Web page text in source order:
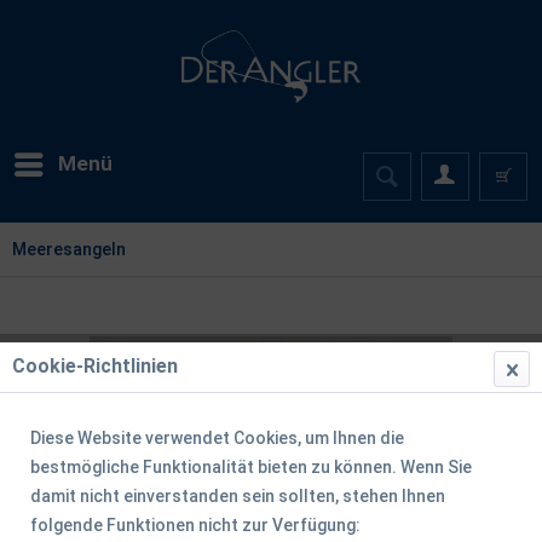
Menü
Meeresangeln
Cookie-Richtlinien
Diese Website verwendet Cookies, um Ihnen die
bestmögliche Funktionalität bieten zu können. Wenn Sie
damit nicht einverstanden sein sollten, stehen Ihnen
folgende Funktionen nicht zur Verfügung: